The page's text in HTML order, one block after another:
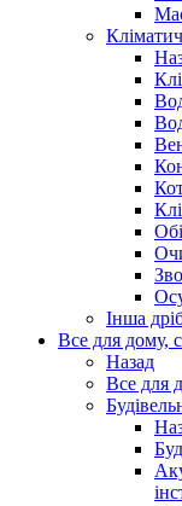
Інша
Все для дому,
Назад
Все для